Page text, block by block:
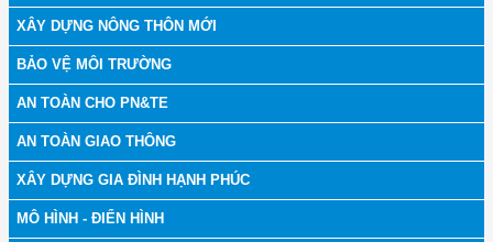
XÂY DỰNG NÔNG THÔN MỚI
BẢO VỆ MÔI TRƯỜNG
AN TOÀN CHO PN&TE
AN TOÀN GIAO THÔNG
XÂY DỰNG GIA ĐÌNH HẠNH PHÚC
MÔ HÌNH - ĐIỂN HÌNH